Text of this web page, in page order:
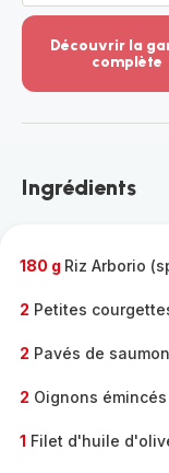
Découvrir la
complète
-
gamme
Ingrédients
180 g Riz Arborio
2 Petites
2 Pavés de
2 Oignons émincés
1 Filet d'huile